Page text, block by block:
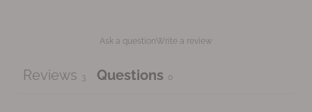
Ask a questionWrite a review
Reviews 3 Questions 0